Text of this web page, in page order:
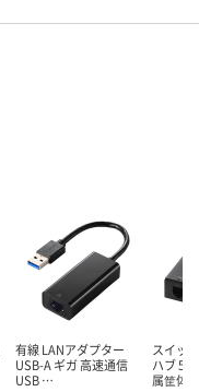
有線 LANアダプター
USB-A ギガ 高速通信
USB …
スイッ
ハブ 5/
属筐体…